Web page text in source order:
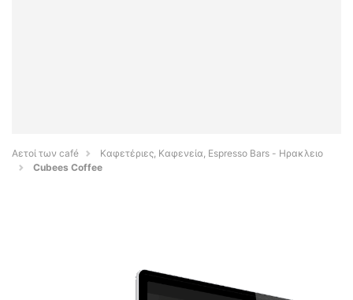
Αετοί των café
Καφετέριες, Καφενεία, Espresso Bars - Ηρακλειο
Cubees Coffee